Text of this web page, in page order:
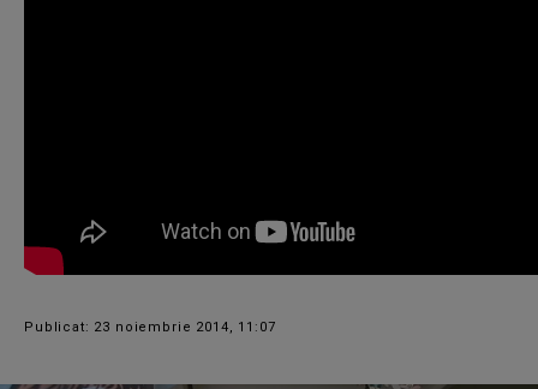
Publicat: 23 noiembrie 2014, 11:07